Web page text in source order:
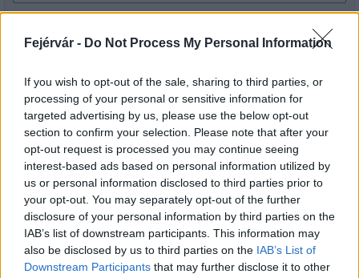
Fejérvár - Do Not Process My Personal Information
If you wish to opt-out of the sale, sharing to third parties, or
processing of your personal or sensitive information for
targeted advertising by us, please use the below opt-out
section to confirm your selection. Please note that after your
opt-out request is processed you may continue seeing
interest-based ads based on personal information utilized by
us or personal information disclosed to third parties prior to
your opt-out. You may separately opt-out of the further
disclosure of your personal information by third parties on the
IAB’s list of downstream participants. This information may
also be disclosed by us to third parties on the IAB’s List of
Downstream Participants that may further disclose it to other
szabályzatot!
LEGFRISSEBB
Amire többmillióan vártunk: szombattól
másodfokúra csökken a riasztás
Helyi hírek